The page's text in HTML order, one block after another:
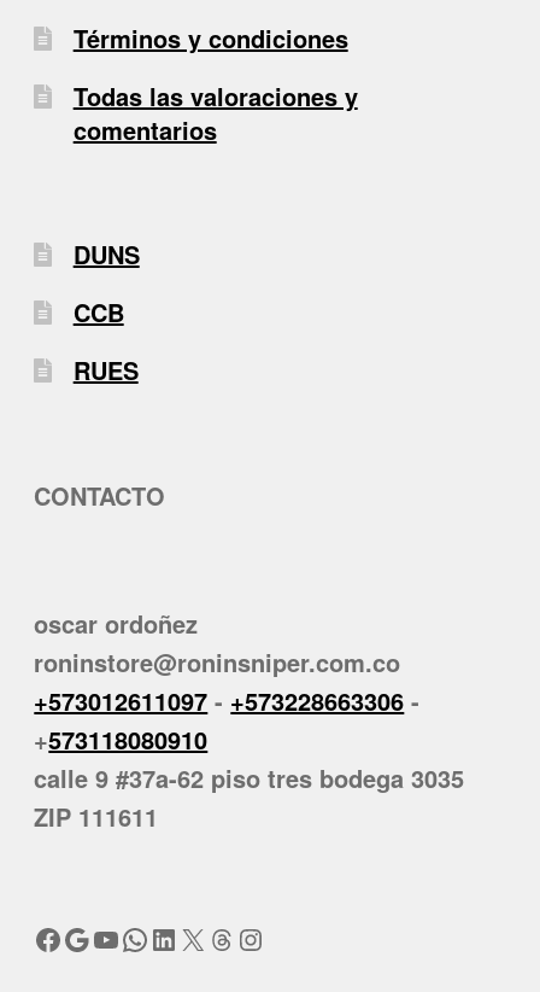
Términos y condiciones
Todas las valoraciones y
comentarios
DUNS
CCB
RUES
CONTACTO
oscar ordoñez
roninstore@roninsniper.com.co
+573012611097 - +573228663306 -
+573118080910
calle 9 #37a-62 piso tres bodega 3035
ZIP 111611
Facebook
Google
YouTube
WhatsApp
LinkedIn
X Threads
Instagram